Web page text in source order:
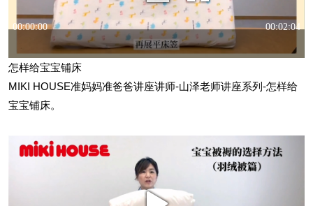
怎样给宝宝铺床
MIKI HOUSE准妈妈准爸爸讲座讲师-山泽老师讲座系列-怎样给
宝宝铺床。